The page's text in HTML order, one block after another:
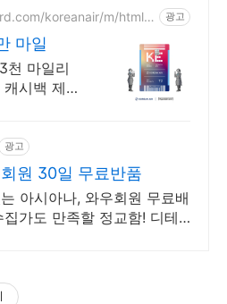
koreanair/m/html/h
광고
마일
천 마일리
시백 제공
광고
원 30일 무료반품
아시아나, 와우회원 무료배
가도 만족할 정교함! 디테